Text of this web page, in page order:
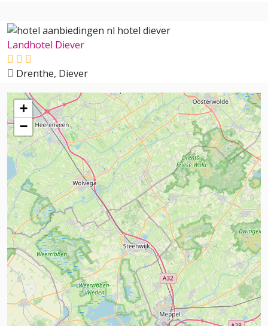
Landhotel Diever
Drenthe, Diever
+
−